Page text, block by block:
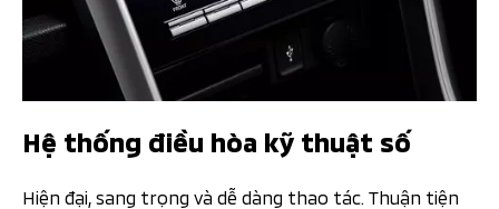
Hệ thống điều hòa kỹ thuật số
Hiện đại, sang trọng và dễ dàng thao tác. Thuận tiện